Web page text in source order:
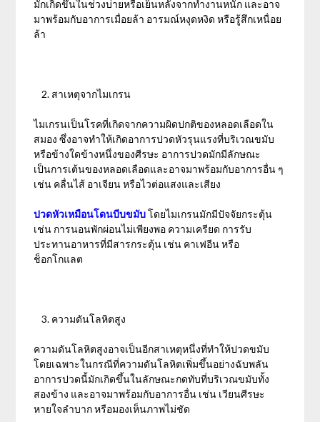
มักเกิดขึ้นในช่วงบ่ายหรือเย็นหลังจากทำงานหนัก และอาจ
มาพร้อมกับอาการเมื่อยล้า อารมณ์หงุดหงิด หรือรู้สึกเหนื่อย
ล้า
สาเหตุจากไมเกรน
ไมเกรนเป็นโรคที่เกิดจากความผิดปกติของหลอดเลือดใน
สมอง ซึ่งอาจทำให้เกิดอาการปวดหัวรุนแรงที่บริเวณขมับ
หรือข้างใดข้างหนึ่งของศีรษะ อาการปวดมักมีลักษณะ
เป็นการเต้นของหลอดเลือดและอาจมาพร้อมกับอาการอื่น ๆ
เช่น คลื่นไส้ อาเจียน หรือไวต่อแสงและเสียง
ปวดหัวเหมือนโดนบีบขมับโดยไมเกรนมักมีปัจจัยกระตุ้น
เช่น การนอนพักผ่อนไม่เพียงพอ ความเครียด การรับ
ประทานอาหารที่มีสารกระตุ้น เช่น คาเฟอีน หรือ
ช็อกโกแลต
ความดันโลหิตสูง
ความดันโลหิตสูงอาจเป็นอีกสาเหตุหนึ่งที่ทำให้ปวดขมับ
โดยเฉพาะในกรณีที่ความดันโลหิตเพิ่มขึ้นอย่างฉับพลัน
อาการปวดนี้มักเกิดขึ้นในลักษณะกดทับที่บริเวณขมับทั้ง
สองข้าง และอาจมาพร้อมกับอาการอื่น เช่น เวียนศีรษะ
หายใจลำบาก หรือมองเห็นภาพไม่ชัด